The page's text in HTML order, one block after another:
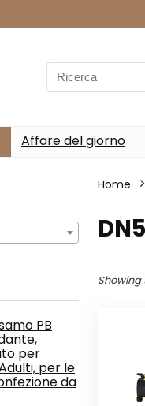
Search
for:
Affare del giorno
PB
per
per le
da
Home
Showing